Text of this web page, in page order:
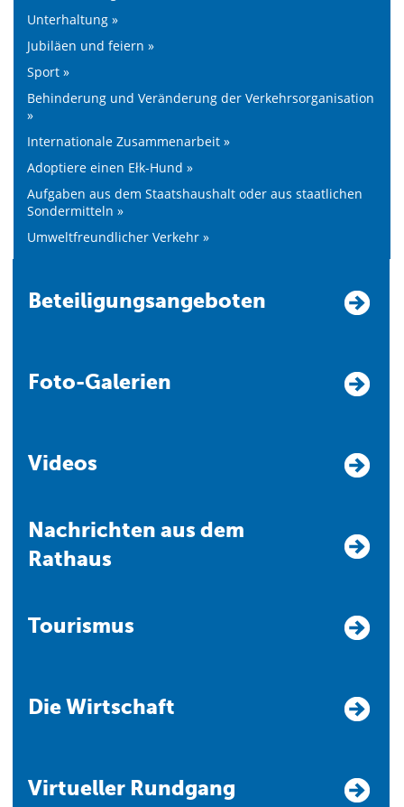
Unterhaltung »
Jubiläen und feiern »
Sport »
Behinderung und Veränderung der Verkehrsorganisation
»
Internationale Zusammenarbeit »
Adoptiere einen Ełk-Hund »
Aufgaben aus dem Staatshaushalt oder aus staatlichen
Sondermitteln »
Umweltfreundlicher Verkehr »
Beteiligungsangeboten
Foto-Galerien
Videos
Nachrichten aus dem
Rathaus
Tourismus
Die Wirtschaft
Virtueller Rundgang